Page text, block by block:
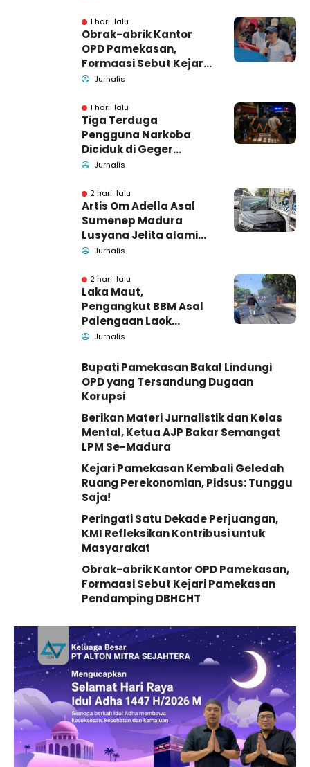
1 hari lalu
Obrak-abrik Kantor
OPD Pamekasan,
Formaasi Sebut Kejari
Pamekasan
Jurnalis
1 hari lalu
Tiga Terduga
Pengguna Narkoba
Diciduk di Geger
Bangkalan, Polisi Masih
Barang Bukti
Jurnalis
2 hari lalu
Artis Om Adella Asal
Sumenep Madura
Lusyana Jelita alami
kecelakaan di Wonogiri
Jurnalis
2 hari lalu
Laka Maut,
Pengangkut BBM Asal
Palengaan Laok
Pamekasan Meninggal
Jurnalis
Bupati Pamekasan Bakal Lindungi
OPD yang Tersandung Dugaan
Korupsi
Berikan Materi Jurnalistik dan Kelas
Mental, Ketua AJP Bakar Semangat
LPM Se-Madura
Kejari Pamekasan Kembali Geledah
Ruang Perekonomian, Pidsus: Tunggu
Saja!
Peringati Satu Dekade Perjuangan,
KMI Refleksikan Kontribusi untuk
Masyarakat
Obrak-abrik Kantor OPD Pamekasan,
Formaasi Sebut Kejari Pamekasan
Pendamping DBHCHT